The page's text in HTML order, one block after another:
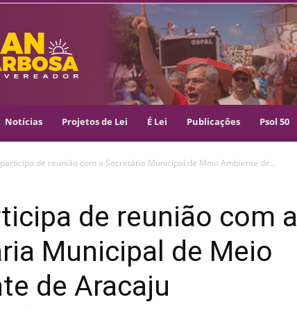
IRAN
BARBOSA
–
VEREADOR
–
Notícias Projetos de Lei É Lei Publicações Psol 50
de reunião com a Secretária Municipal de Meio Ambiente de...
de reunião com a
Municipal de Meio
de Aracaju